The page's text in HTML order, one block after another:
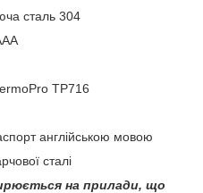
сталь 304
TP716
англійською мовою
сталі
на прилади, що